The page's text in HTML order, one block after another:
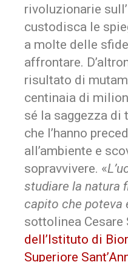
rivoluzionarie
custodisca le
a molte delle
affrontare.
risultato di
centinaia di
sé la saggezza di
che l’hanno
all’ambiente e
sopravvivere. «
studiare la natura
capito che poteva
sottolinea
dell’Istituto di
Superiore